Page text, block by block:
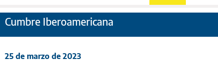
Cumbre Iberoamericana
25 de marzo de 2023